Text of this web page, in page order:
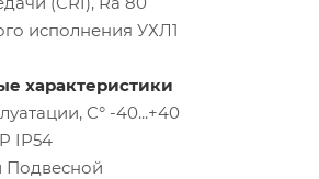
исполнения УХЛ1
характеристики
C° -40...+40
IP54
Подвесной